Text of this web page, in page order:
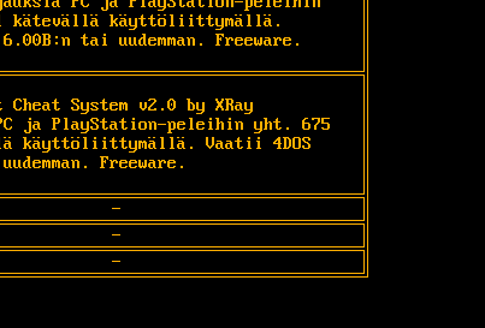
kätevällä käyttöliittymällä.
tai uudemman. Freeware.
Cheat System v2.0 by XRay
ja PlayStation-peleihin yht. 675
käyttöliittymällä. Vaatii 4DOS
Freeware.
-
-
-